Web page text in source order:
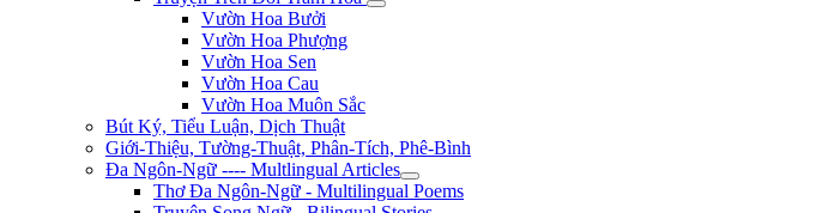
Vườn Hoa Bưởi
Vườn Hoa Phượng
Vườn Hoa Sen
Vườn Hoa Cau
Vườn Hoa Muôn Sắc
Bút Ký, Tiểu Luận, Dịch Thuật
Giới-Thiệu, Tường-Thuật, Phân-Tích, Phê-Bình
Đa Ngôn-Ngữ ---- Multlingual Articles
Thơ Đa Ngôn-Ngữ - Multilingual Poems